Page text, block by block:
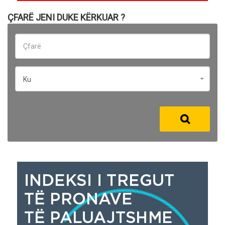
ÇFARË JENI DUKE KËRKUAR ?
Ku